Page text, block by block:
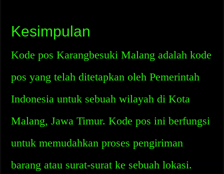
Kesimpulan
Kode pos Karangbesuki Malang adalah kode
pos yang telah ditetapkan oleh Pemerintah
Indonesia untuk sebuah wilayah di Kota
Malang, Jawa Timur. Kode pos ini berfungsi
untuk memudahkan proses pengiriman
barang atau surat-surat ke sebuah lokasi.